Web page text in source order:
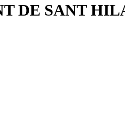
DE SANT